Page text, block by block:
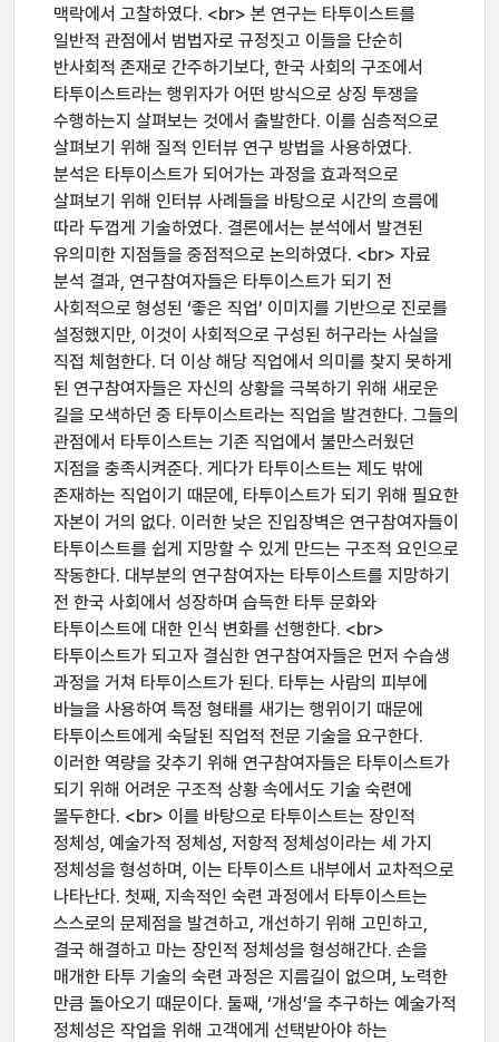
맥락에서 고찰하였다. <br> 본 연구는 타투이스트를
일반적 관점에서 범법자로 규정짓고 이들을 단순히
반사회적 존재로 간주하기보다, 한국 사회의 구조에서
타투이스트라는 행위자가 어떤 방식으로 상징 투쟁을
수행하는지 살펴보는 것에서 출발한다. 이를 심층적으로
살펴보기 위해 질적 인터뷰 연구 방법을 사용하였다.
분석은 타투이스트가 되어가는 과정을 효과적으로
살펴보기 위해 인터뷰 사례들을 바탕으로 시간의 흐름에
따라 두껍게 기술하였다. 결론에서는 분석에서 발견된
유의미한 지점들을 중점적으로 논의하였다. <br> 자료
분석 결과, 연구참여자들은 타투이스트가 되기 전
사회적으로 형성된 ‘좋은 직업’ 이미지를 기반으로 진로를
설정했지만, 이것이 사회적으로 구성된 허구라는 사실을
직접 체험한다. 더 이상 해당 직업에서 의미를 찾지 못하게
된 연구참여자들은 자신의 상황을 극복하기 위해 새로운
길을 모색하던 중 타투이스트라는 직업을 발견한다. 그들의
관점에서 타투이스트는 기존 직업에서 불만스러웠던
지점을 충족시켜준다. 게다가 타투이스트는 제도 밖에
존재하는 직업이기 때문에, 타투이스트가 되기 위해 필요한
자본이 거의 없다. 이러한 낮은 진입장벽은 연구참여자들이
타투이스트를 쉽게 지망할 수 있게 만드는 구조적 요인으로
작동한다. 대부분의 연구참여자는 타투이스트를 지망하기
전 한국 사회에서 성장하며 습득한 타투 문화와
타투이스트에 대한 인식 변화를 선행한다. <br>
타투이스트가 되고자 결심한 연구참여자들은 먼저 수습생
과정을 거쳐 타투이스트가 된다. 타투는 사람의 피부에
바늘을 사용하여 특정 형태를 새기는 행위이기 때문에
타투이스트에게 숙달된 직업적 전문 기술을 요구한다.
이러한 역량을 갖추기 위해 연구참여자들은 타투이스트가
되기 위해 어려운 구조적 상황 속에서도 기술 숙련에
몰두한다. <br> 이를 바탕으로 타투이스트는 장인적
정체성, 예술가적 정체성, 저항적 정체성이라는 세 가지
정체성을 형성하며, 이는 타투이스트 내부에서 교차적으로
나타난다. 첫째, 지속적인 숙련 과정에서 타투이스트는
스스로의 문제점을 발견하고, 개선하기 위해 고민하고,
결국 해결하고 마는 장인적 정체성을 형성해간다. 손을
매개한 타투 기술의 숙련 과정은 지름길이 없으며, 노력한
만큼 돌아오기 때문이다. 둘째, ‘개성’을 추구하는 예술가적
정체성은 작업을 위해 고객에게 선택받아야 하는